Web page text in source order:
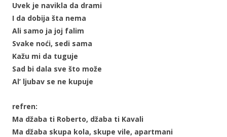
Uvek je navikla da drami
I da dobija šta nema
Ali samo ja joj falim
Svake noći, sedi sama
Kažu mi da tuguje
Sad bi dala sve što može
Al’ ljubav se ne kupuje
refren:
Ma džaba ti Roberto, džaba ti Kavali
Ma džaba skupa kola, skupe vile, apartmani